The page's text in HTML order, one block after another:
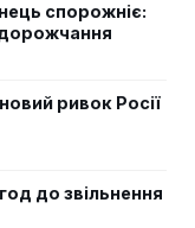
спорожніє:
ривок Росії
до звільнення